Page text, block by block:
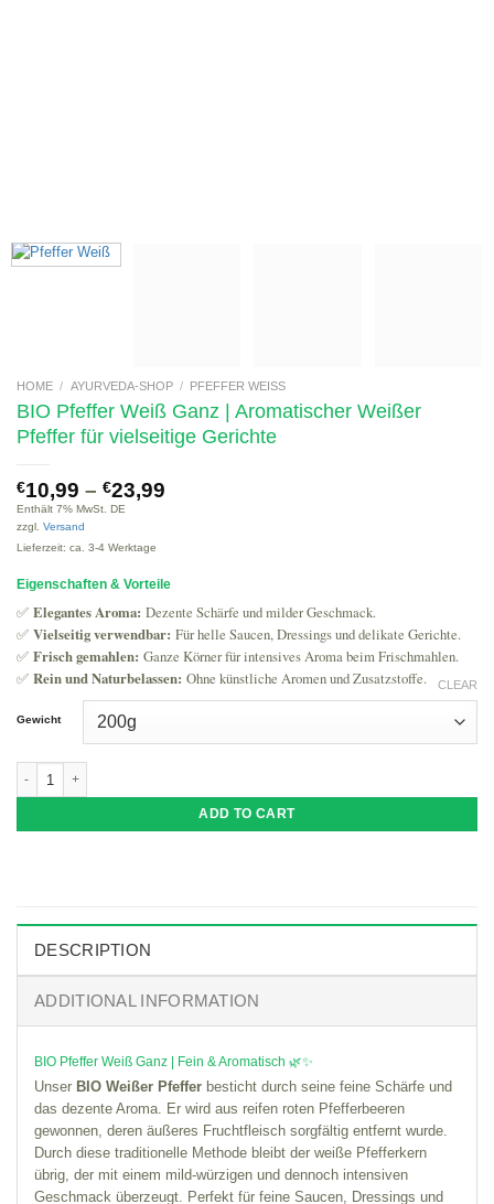
HOME / AYURVEDA-SHOP / PFEFFER WEISS
BIO Pfeffer Weiß Ganz | Aromatischer Weißer
Pfeffer für vielseitige Gerichte
€10,99 – €23,99
Enthält 7% MwSt. DE
zzgl. Versand
Lieferzeit: ca. 3-4 Werktage
Eigenschaften & Vorteile
✅ Elegantes Aroma: Dezente Schärfe und milder Geschmack.
✅ Vielseitig verwendbar: Für helle Saucen, Dressings und delikate Gerichte.
✅ Frisch gemahlen: Ganze Körner für intensives Aroma beim Frischmahlen.
✅ Rein und Naturbelassen: Ohne künstliche Aromen und Zusatzstoffe.
Gewicht
CLEAR
ADD TO CART
DESCRIPTION
ADDITIONAL INFORMATION
BIO Pfeffer Weiß Ganz | Fein & Aromatisch 🌿✨
Unser BIO Weißer Pfeffer besticht durch seine feine Schärfe und
das dezente Aroma. Er wird aus reifen roten Pfefferbeeren
gewonnen, deren äußeres Fruchtfleisch sorgfältig entfernt wurde.
Durch diese traditionelle Methode bleibt der weiße Pfefferkern
übrig, der mit einem mild-würzigen und dennoch intensiven
Geschmack überzeugt. Perfekt für feine Saucen, Dressings und